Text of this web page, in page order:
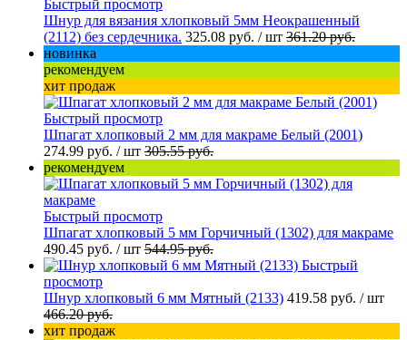
Быстрый просмотр
Шнур для вязания хлопковый 5мм Неокрашенный
(2112) без сердечника. 325.08 руб. / шт 361.20 руб.
новинка
рекомендуем
хит продаж
Быстрый просмотр
Шпагат хлопковый 2 мм для макраме Белый (2001)
274.99 руб. / шт 305.55 руб.
рекомендуем
Быстрый просмотр
Шпагат хлопковый 5 мм Горчичный (1302) для макраме
490.45 руб. / шт 544.95 руб.
Быстрый
просмотр
Шнур хлопковый 6 мм Мятный (2133) 419.58 руб. / шт
466.20 руб.
хит продаж